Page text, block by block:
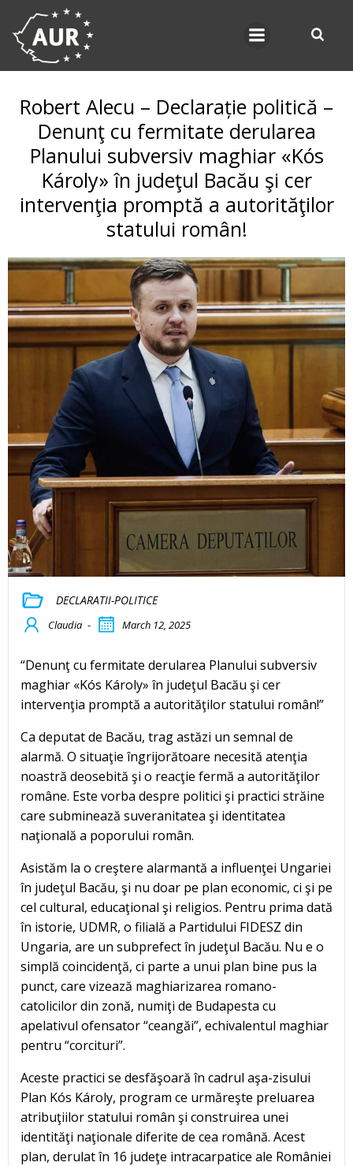
Robert Alecu – Declarație politică –
Denunţ cu fermitate derularea
Planului subversiv maghiar «Kós
Károly» în judeţul Bacău şi cer
intervenţia promptă a autorităţilor
statului român!
DECLARATII-POLITICE
Claudia - March 12, 2025
“Denunţ cu fermitate derularea Planului subversiv
maghiar «Kós Károly» în judeţul Bacău şi cer
intervenţia promptă a autorităţilor statului român!”
Ca deputat de Bacău, trag astăzi un semnal de
alarmă. O situaţie îngrijorătoare necesită atenţia
noastră deosebită şi o reacţie fermă a autorităţilor
române. Este vorba despre politici şi practici străine
care subminează suveranitatea şi identitatea
naţională a poporului român.
Asistăm la o creştere alarmantă a influenţei Ungariei
în judeţul Bacău, şi nu doar pe plan economic, ci şi pe
cel cultural, educaţional şi religios. Pentru prima dată
în istorie, UDMR, o filială a Partidului FIDESZ din
Ungaria, are un subprefect în judeţul Bacău. Nu e o
simplă coincidenţă, ci parte a unui plan bine pus la
punct, care vizează maghiarizarea romano-
catolicilor din zonă, numiţi de Budapesta cu
apelativul ofensator “ceangăi”, echivalentul maghiar
pentru “corcituri”.
Aceste practici se desfăşoară în cadrul aşa-zisului
Plan Kós Károly, program ce urmăreşte preluarea
atribuţiilor statului român şi construirea unei
identităţi naţionale diferite de cea română. Acest
plan, derulat în 16 judeţe intracarpatice ale României